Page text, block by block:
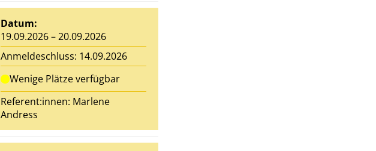
Datum:
19.09.2026 – 20.09.2026
Anmeldeschluss: 14.09.2026
Wenige Plätze verfügbar
Referent:innen: Marlene
Andress